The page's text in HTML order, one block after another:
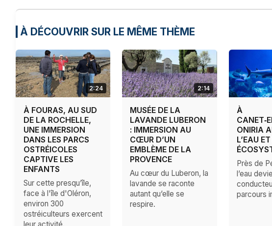
À DÉCOUVRIR SUR LE MÊME THÈME
2:24
À FOURAS, AU SUD
DE LA ROCHELLE,
UNE IMMERSION
DANS LES PARCS
OSTRÉICOLES
CAPTIVE LES
ENFANTS
Sur cette presqu’île,
face à l'île d'Oléron,
environ 300
ostréiculteurs exercent
2:14
MUSÉE DE LA
LAVANDE LUBERON
: IMMERSION AU
CŒUR D’UN
EMBLÈME DE LA
PROVENCE
Au cœur du Luberon, la
lavande se raconte
autant qu’elle se
respire.
À
ONIRIA
L’EAU
Près de
l’eau
parcours